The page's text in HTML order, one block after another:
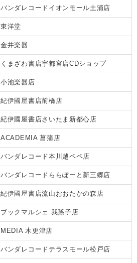
バンダレコードイオンモール土浦店
東洋堂
金井楽器
くまざわ書店宇都宮店CDショップ
小池楽器店
紀伊國屋書店前橋店
紀伊國屋書店さいたま新都心店
ACADEMIA 菖蒲店
バンダレコード本川越ペペ店
バンダレコードららぽーと新三郷店
紀伊國屋書店流山おおたかの森店
ブックマルシェ 我孫子店
MEDIA 木更津店
バンダレコードテラスモール松戸店